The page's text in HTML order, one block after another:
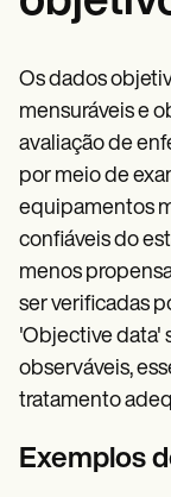
Os dados
mensuráveis e
avaliação de
por meio de
equipamentos
confiáveis do
menos
ser verificadas
'Objective data'
observáveis,
tratamento
Exemplos